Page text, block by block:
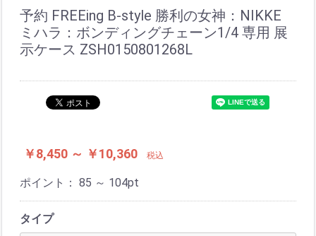
予約 FREEing B-style 勝利の女神：NIKKE
ミハラ：ボンディングチェーン1/4 専用 展
示ケース ZSH0150801268L
￥8,450 ～ ￥10,360 税込
ポイント： 85 ～ 104pt
タイプ